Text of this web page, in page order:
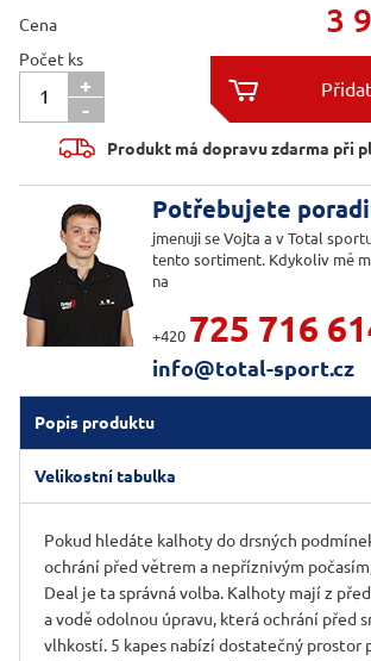
Cena 3
Počet ks
+
-


Produkt má dopravu zdarma při
Potřebujete
jmenuji se Vojta a v Total
tento sortiment. Kdykoliv mě
na
+420 725 716
info@total-sport.cz
Popis produktu
Velikostní tabulka
Pokud hledáte kalhoty do drsných
ochrání před větrem a nepříznivým
Deal je ta správná volba. Kalhoty mají z
a vodě odolnou úpravu, která ochrání před
vlhkostí. 5 kapes nabízí dostatečný prostor